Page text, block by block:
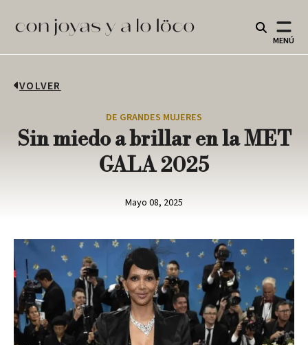
MENÚ
VOLVER
DE GRANDES MUJERES
Sin miedo a brillar en la MET
GALA 2025
Mayo 08, 2025